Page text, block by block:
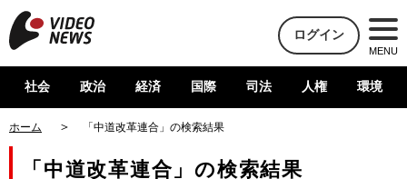
ログイン
MENU
社会 政治 経済 国際 司法 人権 環境
ホーム 「中道改革連合」の検索結果
「中道改革連合」の検索結果